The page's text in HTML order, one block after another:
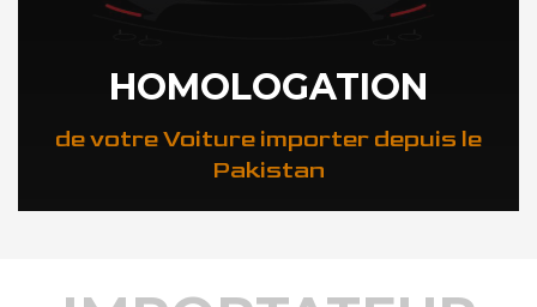
HOMOLOGATION
de votre Voiture importer depuis le
Pakistan